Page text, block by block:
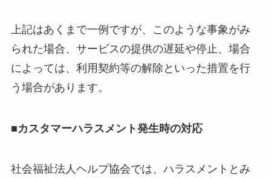
上記はあくまで一例ですが、このような事象がみ
られた場合、サービスの提供の遅延や停止、場合
によっては、利用契約等の解除といった措置を行
う場合があります。
■カスタマーハラスメント発生時の対応
社会福祉法人ヘルプ協会では、ハラスメントとみ